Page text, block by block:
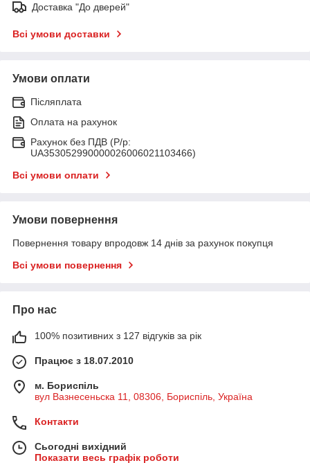
Доставка "До дверей"
Всі умови доставки
Умови оплати
Післяплата
Оплата на рахунок
Рахунок без ПДВ (Р/р:
UA353052990000026006021103466)
Всі умови оплати
Умови повернення
Повернення товару впродовж 14 днів за рахунок покупця
Всі умови повернення
Про нас
100% позитивних з 127 відгуків за рік
Працює з 18.07.2010
м. Бориспіль
вул Вазнесеньска 11, 08306, Бориспіль, Україна
Контакти
Сьогодні вихідний
Показати весь графік роботи